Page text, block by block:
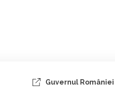
Guvernul României